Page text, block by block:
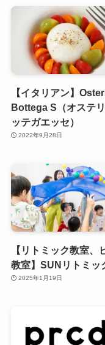
【イタリアン】
Bottega S（オステ
ッテガエッセ）
2022年9月28日
【リトミック教室、
教室】SUNリトミッ
2025年1月19日